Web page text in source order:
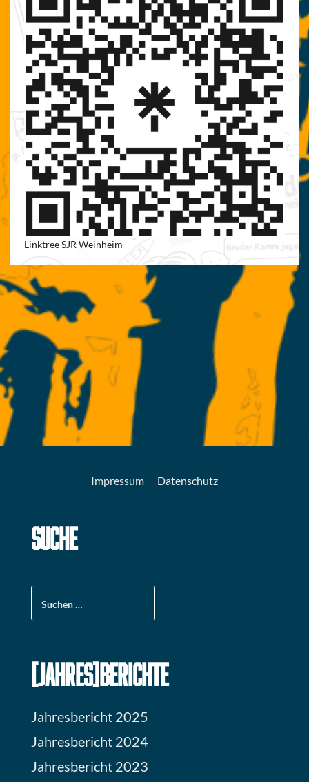
Linktree SJR Weinheim
Impressum Datenschutz
SUCHE
[JAHRES]BERICHTE
Jahresbericht 2025
Jahresbericht 2024
Jahresbericht 2023